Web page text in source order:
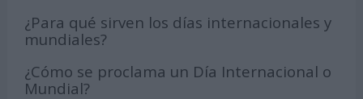
¿Para qué sirven los días internacionales y
mundiales?
¿Cómo se proclama un Día Internacional o
Mundial?